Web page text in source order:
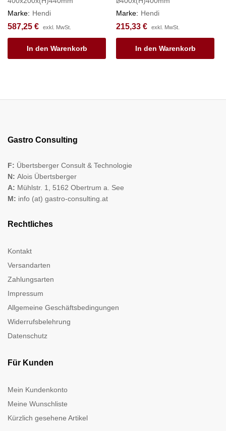
Marke: Hendi
587,25 € exkl. MwSt.
In den Warenkorb
Marke: Hendi
215,33 € exkl. MwSt.
In den Warenkorb
Gastro Consulting
F: Übertsberger Consult & Technologie
N: Alois Übertsberger
A: Mühlstr. 1, 5162 Obertrum a. See
M: info (at) gastro-consulting.at
Rechtliches
Kontakt
Versandarten
Zahlungsarten
Impressum
Allgemeine Geschäftsbedingungen
Widerrufsbelehrung
Datenschutz
Für Kunden
Mein Kundenkonto
Meine Wunschliste
Kürzlich gesehene Artikel